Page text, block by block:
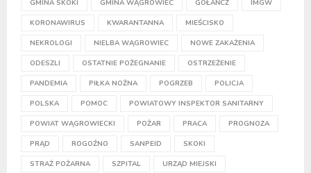
GMINA SKOKI GMINA WĄGROWIEC GOŁAŃCZ IMGW
KORONAWIRUS KWARANTANNA MIEŚCISKO
NEKROLOGI NIELBA WĄGROWIEC NOWE ZAKAŻENIA
ODESZLI OSTATNIE POŻEGNANIE OSTRZEŻENIE
PANDEMIA PIŁKA NOŻNA POGRZEB POLICJA
POLSKA POMOC POWIATOWY INSPEKTOR SANITARNY
POWIAT WĄGROWIECKI POŻAR PRACA PROGNOZA
PRĄD ROGOŹNO SANPEID SKOKI
STRAŻ POŻARNA SZPITAL URZĄD MIEJSKI